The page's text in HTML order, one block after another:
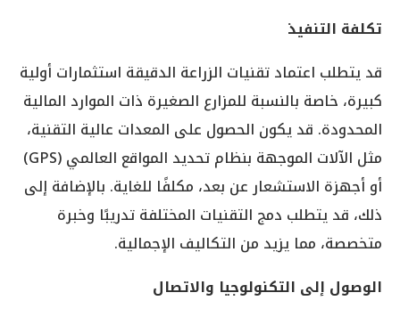
تكلفة التنفيذ
قد يتطلب اعتماد تقنيات الزراعة الدقيقة استثمارات أولية
كبيرة، خاصة بالنسبة للمزارع الصغيرة ذات الموارد المالية
المحدودة. قد يكون الحصول على المعدات عالية التقنية،
مثل الآلات الموجهة بنظام تحديد المواقع العالمي (GPS)
أو أجهزة الاستشعار عن بعد، مكلفًا للغاية. بالإضافة إلى
ذلك، قد يتطلب دمج التقنيات المختلفة تدريبًا وخبرة
متخصصة، مما يزيد من التكاليف الإجمالية.
الوصول إلى التكنولوجيا والاتصال